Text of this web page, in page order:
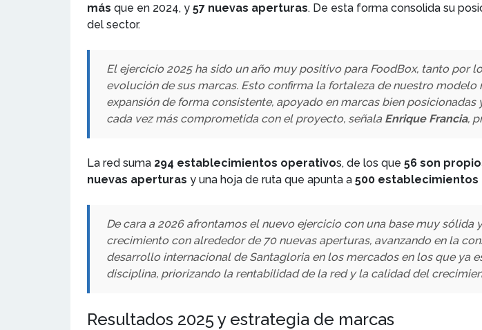
más que en 2024, y 57 nuevas aperturas. De esta forma consolida su
del sector.
El ejercicio 2025 ha sido un año muy positivo para FoodBox, tanto
evolución de sus marcas. Esto confirma la fortaleza de nuestro
expansión de forma consistente, apoyado en marcas bien
cada vez más comprometida con el proyecto, señala Enrique Francia,
La red suma 294 establecimientos operativos, de los que 56 son
nuevas aperturas y una hoja de ruta que apunta a 500 establecimientos
De cara a 2026 afrontamos el nuevo ejercicio con una base muy
crecimiento con alrededor de 70 nuevas aperturas, avanzando en la
desarrollo internacional de Santagloria en los mercados en los que ya
disciplina, priorizando la rentabilidad de la red y la calidad del
Resultados 2025 y estrategia de marcas